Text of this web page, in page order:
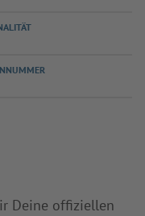
Deine offiziellen